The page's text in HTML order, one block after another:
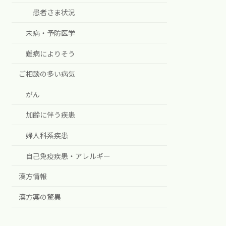
患者さま状況
未病・予防医学
難病によりそう
ご相談の多い病気
がん
加齢に伴う疾患
婦人科系疾患
自己免疫疾患・アレルギー
漢方情報
漢方薬の驚異